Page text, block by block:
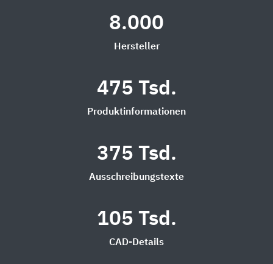
8.000
Hersteller
475 Tsd.
Produktinformationen
375 Tsd.
Ausschreibungstexte
105 Tsd.
CAD-Details